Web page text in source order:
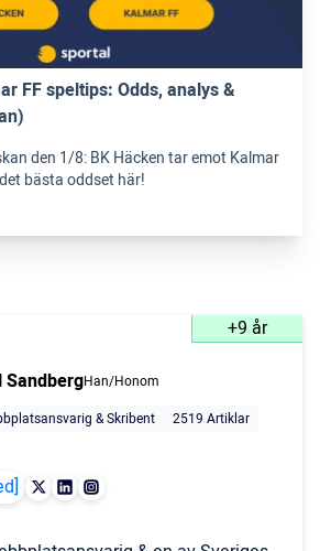
FF speltips: Odds, analys &
den 1/8: BK Häcken tar emot Kalmar
bästa oddset här!
+9 år
SandbergHan/Honom
& Skribent
2519 Artiklar